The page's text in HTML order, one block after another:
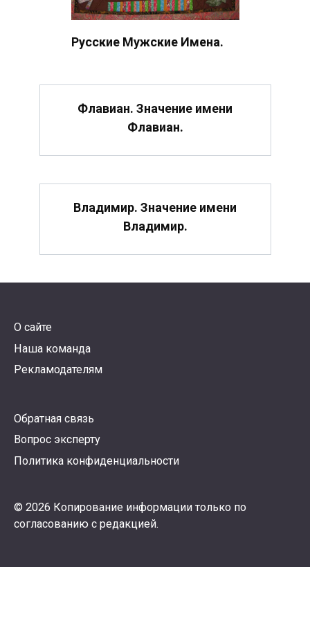
Русские Мужские Имена.
Флавиан. Значение имени
Флавиан.
Владимир. Значение имени
Владимир.
О сайте
Наша команда
Рекламодателям
Обратная связь
Вопрос эксперту
Политика конфиденциальности
© 2026 Копирование информации только по
согласованию с редакцией.